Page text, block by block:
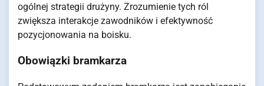
ogólnej strategii drużyny. Zrozumienie tych ról
zwiększa interakcje zawodników i efektywność
pozycjonowania na boisku.
Obowiązki bramkarza